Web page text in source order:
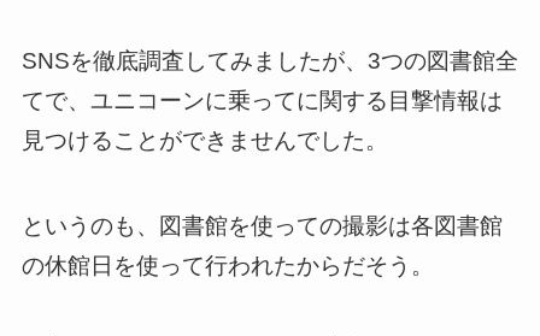
SNSを徹底調査してみましたが、3つの図書館全
てで、ユニコーンに乗ってに関する目撃情報は
見つけることができませんでした。
というのも、図書館を使っての撮影は各図書館
の休館日を使って行われたからだそう。